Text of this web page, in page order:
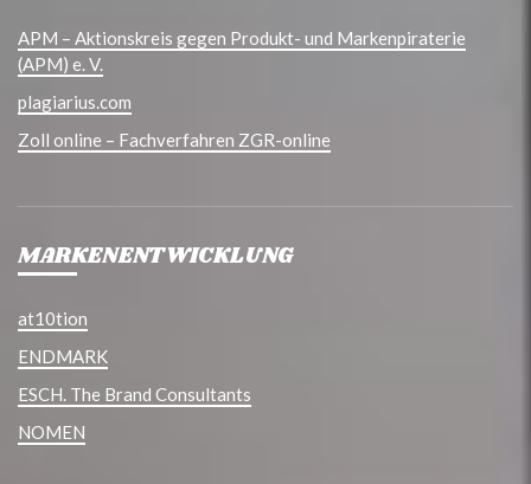
APM – Aktionskreis gegen Produkt- und Markenpiraterie
(APM) e. V.
plagiarius.com
Zoll online – Fachverfahren ZGR-online
MARKENENTWICKLUNG
at10tion
ENDMARK
ESCH. The Brand Consultants
NOMEN